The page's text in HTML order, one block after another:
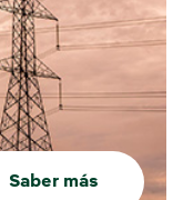
Saber más